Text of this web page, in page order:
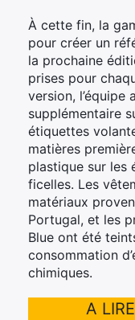
À cette fin, la
pour créer un
la prochaine
prises pour
version, l’équipe
supplémentaire
étiquettes
matières
plastique sur les
ficelles. Les
matériaux
Portugal, et les
Blue ont été
consommation
chimiques.
A
Rechercher